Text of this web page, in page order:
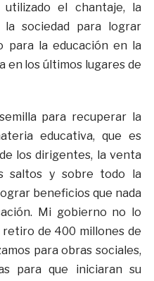
utilizado el chantaje, la
la sociedad para lograr
para la educación en la
en los últimos lugares de
para recuperar la
educativa, que es
los dirigentes, la venta
saltos y sobre todo la
beneficios que nada
Mi gobierno no lo
de 400 millones de
para obras sociales,
para que iniciaran su